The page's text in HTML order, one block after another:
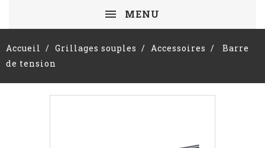
MENU
Accueil Grillages souples Accessoires
Barre
de tension